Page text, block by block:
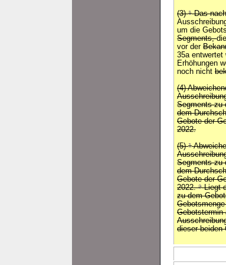
(3)1Das
um die
Segments,
vor der
35a entwertet
Erhöhungen
noch nicht
(4)
Segments zu
dem
Gebote der
2022.
(5)1
Segments zu
dem
Gebote der
2022.2Liegt
zu dem
Gebotstermin
dieser beiden